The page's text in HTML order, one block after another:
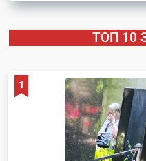
ТОП 10